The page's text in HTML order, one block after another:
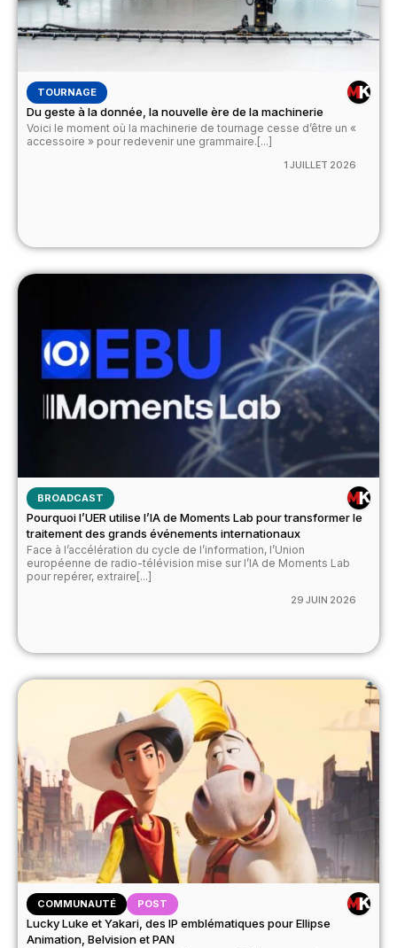
TOURNAGE
Du geste à la donnée, la nouvelle ère de la machinerie
Voici le moment où la machinerie de tournage cesse d’être un «
accessoire » pour redevenir une grammaire.[...]
1 JUILLET 2026
BROADCAST
Pourquoi l’UER utilise l’IA de Moments Lab pour transformer le
traitement des grands événements internationaux
Face à l’accélération du cycle de l’information, l’Union
européenne de radio-télévision mise sur l’IA de Moments Lab
pour repérer, extraire[...]
29 JUIN 2026
COMMUNAUTÉ POST
Lucky Luke et Yakari, des IP emblématiques pour Ellipse
Animation, Belvision et PAN